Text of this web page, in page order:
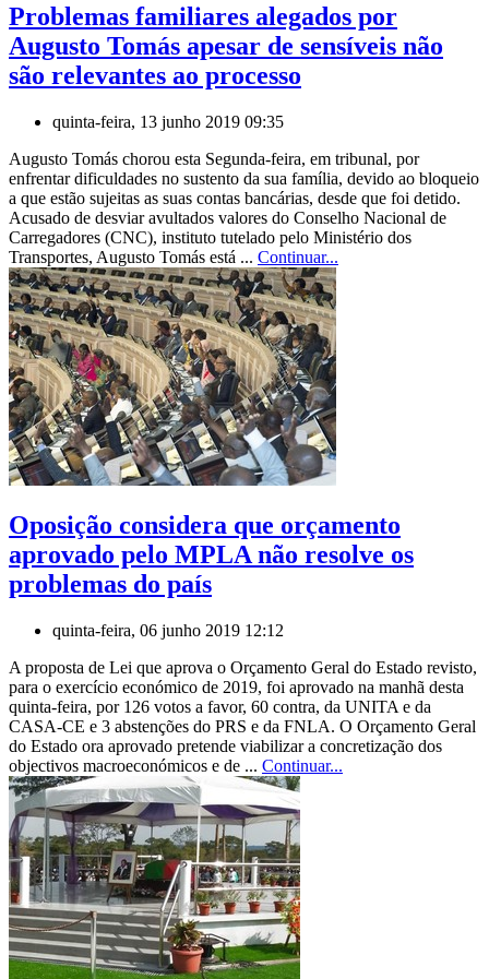
Problemas familiares alegados por
Augusto Tomás apesar de sensíveis não
são relevantes ao processo
quinta-feira, 13 junho 2019 09:35
Augusto Tomás chorou esta Segunda-feira, em tribunal, por
enfrentar dificuldades no sustento da sua família, devido ao bloqueio
a que estão sujeitas as suas contas bancárias, desde que foi detido.
Acusado de desviar avultados valores do Conselho Nacional de
Carregadores (CNC), instituto tutelado pelo Ministério dos
Transportes, Augusto Tomás está ... Continuar...
Oposição considera que orçamento
aprovado pelo MPLA não resolve os
problemas do país
quinta-feira, 06 junho 2019 12:12
A proposta de Lei que aprova o Orçamento Geral do Estado revisto,
para o exercício económico de 2019, foi aprovado na manhã desta
quinta-feira, por 126 votos a favor, 60 contra, da UNITA e da
CASA-CE e 3 abstenções do PRS e da FNLA. O Orçamento Geral
do Estado ora aprovado pretende viabilizar a concretização dos
objectivos macroeconómicos e de ... Continuar...